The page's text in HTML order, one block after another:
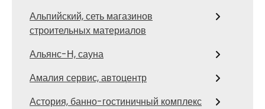
Альпийский, сеть магазинов
строительных материалов
Альянс-Н, сауна
Амалия сервис, автоцентр
Астория, банно-гостиничный комплекс